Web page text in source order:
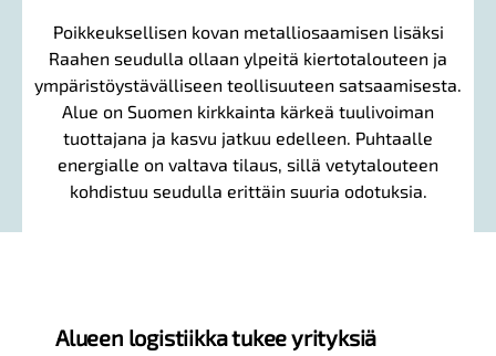
Poikkeuksellisen kovan metalliosaamisen lisäksi
Raahen seudulla ollaan ylpeitä kiertotalouteen ja
ympäristöystävälliseen teollisuuteen satsaamisesta.
Alue on Suomen kirkkainta kärkeä tuulivoiman
tuottajana ja kasvu jatkuu edelleen. Puhtaalle
energialle on valtava tilaus, sillä vetytalouteen
kohdistuu seudulla erittäin suuria odotuksia.
Alueen logistiikka tukee yrityksiä